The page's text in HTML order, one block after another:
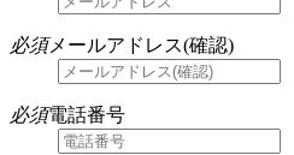
必須メールアドレス(確認)
必須電話番号